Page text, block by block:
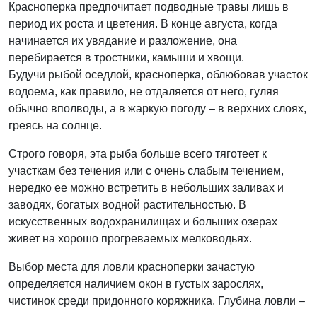
Красноперка предпочитает подводные травы лишь в
период их роста и цветения. В конце августа, когда
начинается их увядание и разложение, она
перебирается в тростники, камыши и хвощи.
Будучи рыбой оседлой, красноперка, облюбовав участок
водоема, как правило, не отдаляется от него, гуляя
обычно вполводы, а в жаркую погоду – в верхних слоях,
греясь на солнце.
Строго говоря, эта рыба больше всего тяготеет к
участкам без течения или с очень слабым течением,
нередко ее можно встретить в небольших заливах и
заводях, богатых водной растительностью. В
искусственных водохранилищах и больших озерах
живет на хорошо прогреваемых мелководьях.
Выбор места для ловли красноперки зачастую
определяется наличием окон в густых зарослях,
чистинок среди придонного коряжника. Глубина ловли –